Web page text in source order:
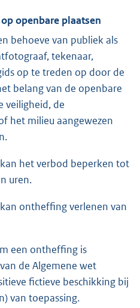
openbare plaatsen
behoeve van publiek als
tekenaar,
op te treden op door de
belang van de openbare
veiligheid, de
het milieu aangewezen
het verbod beperken tot
uren.
ontheffing verlenen van
een ontheffing is
de Algemene wet
fictieve beschikking bij
van toepassing.